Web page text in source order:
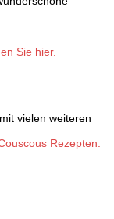
Sie hier.
vielen weiteren
Rezepten.